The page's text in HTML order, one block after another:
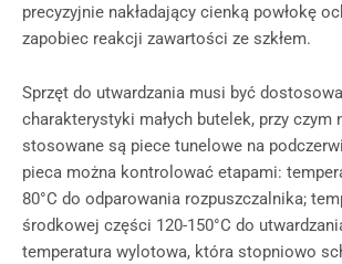
precyzyjnie nakładający cienką powłokę
zapobiec reakcji zawartości ze szkłem.
Sprzęt do utwardzania musi być
charakterystyki małych butelek, przy czym
stosowane są piece tunelowe na
pieca można kontrolować etapami:
80°C do odparowania rozpuszczalnika;
środkowej części 120-150°C do
temperatura wylotowa, która stopniowo